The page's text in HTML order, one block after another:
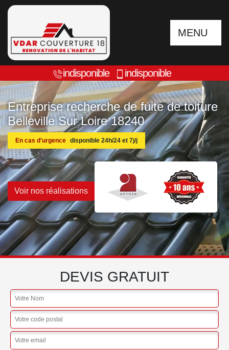
MENU
indisponible indisponible
Entreprise recherche de fuite de toiture
Belleville Sur Loire 18240
En cas d'urgence disponible 24h/24 et 7j/j
Voir nos réalisations
DEVIS GRATUIT